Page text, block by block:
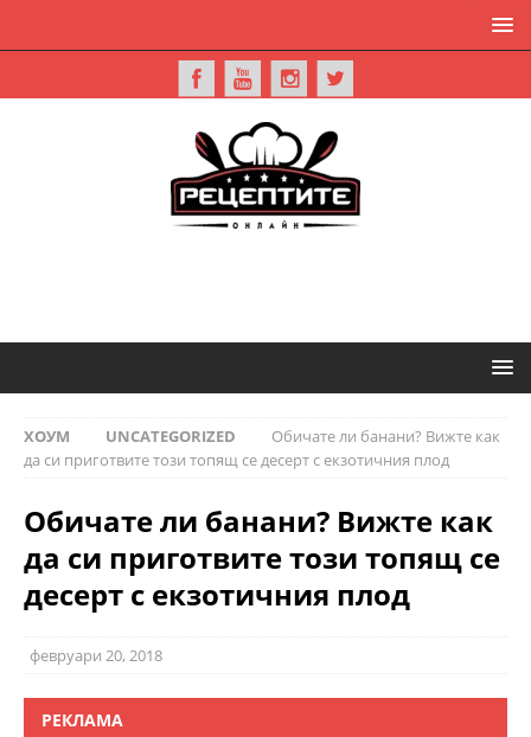
ХОУМ UNCATEGORIZED
Обичате ли банани? Вижте как
да си приготвите този топящ се десерт с екзотичния плод
Обичате ли банани? Вижте как
да си приготвите този топящ се
десерт с екзотичния плод
февруари 20, 2018
РЕКЛАМА